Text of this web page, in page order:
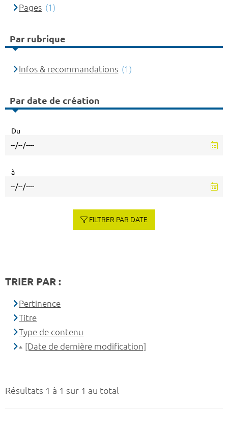
Résultats 1 à 1 sur 1 au total
Pages (1)
Par rubrique
Infos & recommandations (1)
Par date de création
Du
à
FILTRER PAR DATE
TRIER PAR :
Pertinence
Titre
Type de contenu
[Date de dernière modification]